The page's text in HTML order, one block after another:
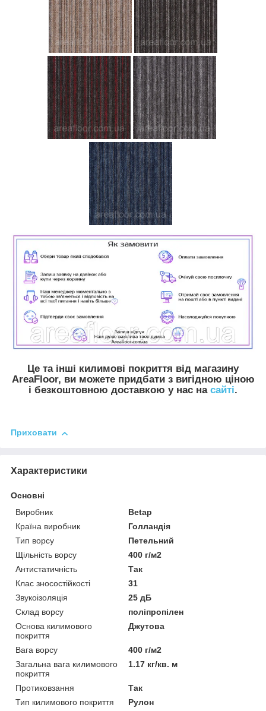
Це та інші килимові покриття від магазину
AreaFloor, ви можете придбати з вигідною ціною
і безкоштовною доставкою у нас на сайті.
Приховати
Характеристики
Основні
Виробник
Betap
Країна виробник
Голландія
Тип ворсу
Петельний
Щільність ворсу
400 г/м2
Антистатичність
Так
Клас зносостійкості
31
Звукоізоляція
25 дБ
Склад ворсу
поліпропілен
Основа килимового
покриття
Джутова
Вага ворсу
400 г/м2
Загальна вага килимового
покриття
1.17 кг/кв. м
Протиковзання
Так
Тип килимового покриття
Рулон